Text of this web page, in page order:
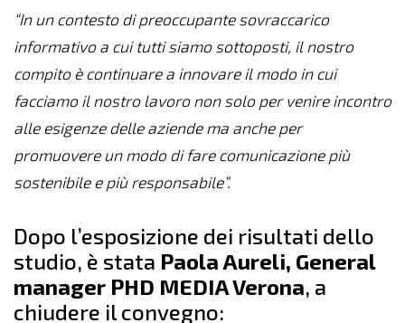
“In un contesto di preoccupante sovraccarico
informativo a cui tutti siamo sottoposti, il nostro
compito è continuare a innovare il modo in cui
facciamo il nostro lavoro non solo per venire incontro
alle esigenze delle aziende ma anche per
promuovere un modo di fare comunicazione più
sostenibile e più responsabile”.
Dopo l’esposizione dei risultati dello
studio, è stata Paola Aureli, General
manager PHD MEDIA Verona, a
chiudere il convegno: